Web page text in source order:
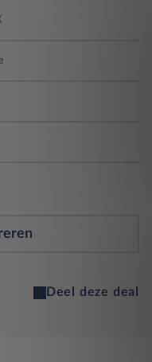
Deel deze deal